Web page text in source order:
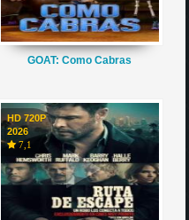
GOAT: Como Cabras
HD 720P
2026
7,1